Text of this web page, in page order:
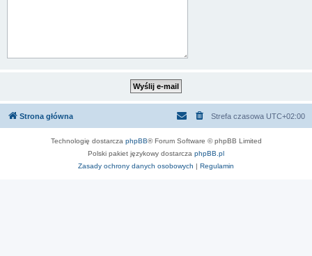
Strona główna Strefa czasowa UTC+02:00
Technologię dostarcza phpBB® Forum Software © phpBB Limited
Polski pakiet językowy dostarcza phpBB.pl
Zasady ochrony danych osobowych | Regulamin